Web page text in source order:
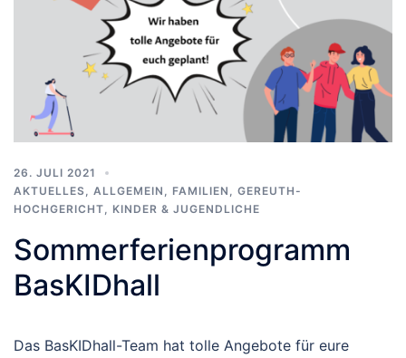
26. JULI 2021
AKTUELLES
ALLGEMEIN FAMILIEN
GEREUTH-
HOCHGERICHT
KINDER & JUGENDLICHE
Sommerferienprogramm
BasKIDhall
Das BasKIDhall-Team hat tolle Angebote für eure